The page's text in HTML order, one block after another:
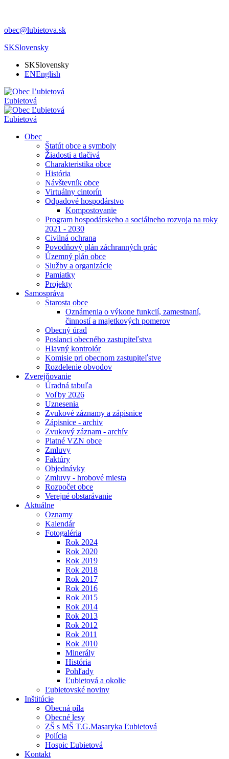
obec@lubietova.sk
SKSlovensky
SKSlovensky
ENEnglish
Ľubietová
Ľubietová
Obec
Štatút obce a symboly
Žiadosti a tlačivá
Charakteristika obce
História
Návštevník obce
Virtuálny cintorín
Odpadové hospodárstvo
Kompostovanie
Program hospodárskeho a sociálneho rozvoja na roky
2021 - 2030
Civilná ochrana
Povodňový plán záchranných prác
Územný plán obce
Služby a organizácie
Pamiatky
Projekty
Samospráva
Starosta obce
Oznámenia o výkone funkcií, zamestnaní,
činností a majetkových pomerov
Obecný úrad
Poslanci obecného zastupiteľstva
Hlavný kontrolór
Komisie pri obecnom zastupiteľstve
Rozdelenie obvodov
Zverejňovanie
Úradná tabuľa
Voľby 2026
Uznesenia
Zvukové záznamy a zápisnice
Zápisnice - archiv
Zvukový záznam - archív
Platné VZN obce
Zmluvy
Faktúry
Objednávky
Zmluvy - hrobové miesta
Rozpočet obce
Verejné obstarávanie
Aktuálne
Oznamy
Kalendár
Fotogaléria
Rok 2024
Rok 2020
Rok 2019
Rok 2018
Rok 2017
Rok 2016
Rok 2015
Rok 2014
Rok 2013
Rok 2012
Rok 2011
Rok 2010
Minerály
História
Pohľady
Ľubietová a okolie
Ľubietovské noviny
Inštitúcie
Obecná píla
Obecné lesy
ZŠ s MŠ T.G.Masaryka Ľubietová
Polícia
Hospic Ľubietová
Kontakt